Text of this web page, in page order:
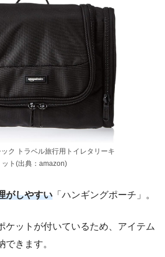
ク トラベル旅行用トイレタリーキ
ット(出典：amazon)
がしやすい 「ハンギングポーチ」。
ケットが付いているため、アイテム
できます。